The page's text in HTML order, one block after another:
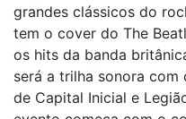
grandes clássicos do
tem o cover do The
os hits da banda
será a trilha sonora com
de Capital Inicial e